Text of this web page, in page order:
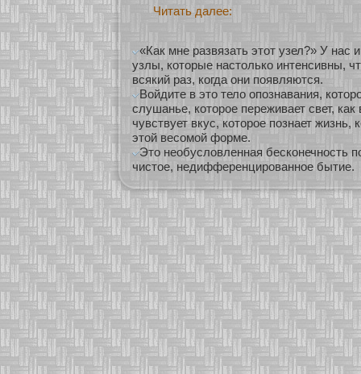
Читать далее:
«Как мне развязать этот узел?» У нас
узлы, которые настолько интенсивны,
всякий раз, когда они появляются.
Войдите в это тело опознавания,
слушанье, которое переживает свет, как
чувствует вкус, которое познает жизнь,
этой весомой форме.
Это необусловленная бесконечность
чистое, недифференцированное бытие.